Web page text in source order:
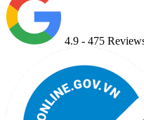
4.9 - 475